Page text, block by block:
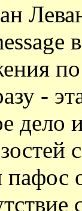
-
дело
пафос